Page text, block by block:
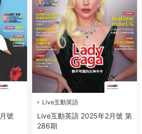
號
Live互動英語
Live互動英語 2025年2月號 第
286期